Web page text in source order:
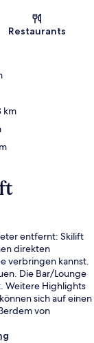
Restaurants
km
entfernt: Skilift
direkten
verbringen kannst.
Die Bar/Lounge
Weitere Highlights
sich auf einen
von